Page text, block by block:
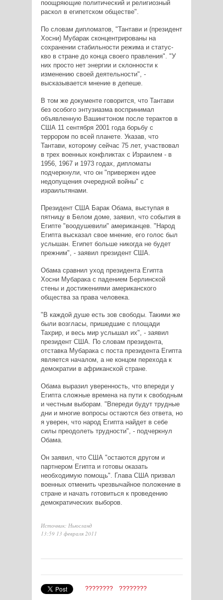
поощряющие политический и религиозный
раскол в египетском обществе".
По словам дипломатов, "Тантави и (президент
Хосни) Мубарак сконцентрированы на
сохранении стабильности режима и статус-
кво в стране до конца своего правления". "У
них просто нет энергии и склонности к
изменению своей деятельности", -
высказывается мнение в депеше.
В том же документе говорится, что Тантави
без особого энтузиазма воспринимал
объявленную Вашингтоном после терактов в
США 11 сентября 2001 года борьбу с
террором по всей планете. Указав, что
Тантави, которому сейчас 75 лет, участвовал
в трех военных конфликтах с Израилем - в
1956, 1967 и 1973 годах, дипломаты
подчеркнули, что он "привержен идее
недопущения очередной войны" с
израильтянами.
Президент США Барак Обама, выступая в
пятницу в Белом доме, заявил, что события в
Египте "воодушевили" американцев. "Народ
Египта высказал свое мнение, его голос был
услышан. Египет больше никогда не будет
прежним", - заявил президент США.
Обама сравнил уход президента Египта
Хосни Мубарака с падением Берлинской
стены и достижениями американского
общества за права человека.
"В каждой душе есть зов свободы. Такими же
были возгласы, пришедшие с площади
Тахрир, и весь мир услышал их", - заявил
президент США. По словам президента,
отставка Мубарака с поста президента Египта
является началом, а не концом перехода к
демократии в африканской стране.
Обама выразил уверенность, что впереди у
Египта сложные времена на пути к свободным
и честным выборам. "Впереди будут трудные
дни и многие вопросы остаются без ответа, но
я уверен, что народ Египта найдет в себе
силы преодолеть трудности", - подчеркнул
Обама.
Он заявил, что США "остаются другом и
партнером Египта и готовы оказать
необходимую помощь". Глава США призвал
военных отменить чрезвычайное положение в
стране и начать готовиться к проведению
демократических выборов.
Источник: Ньюсланд
13:59 13 февраля 2011
???????? ????????